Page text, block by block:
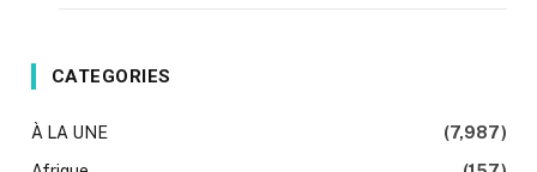
CATEGORIES
À LA UNE
(7,987)